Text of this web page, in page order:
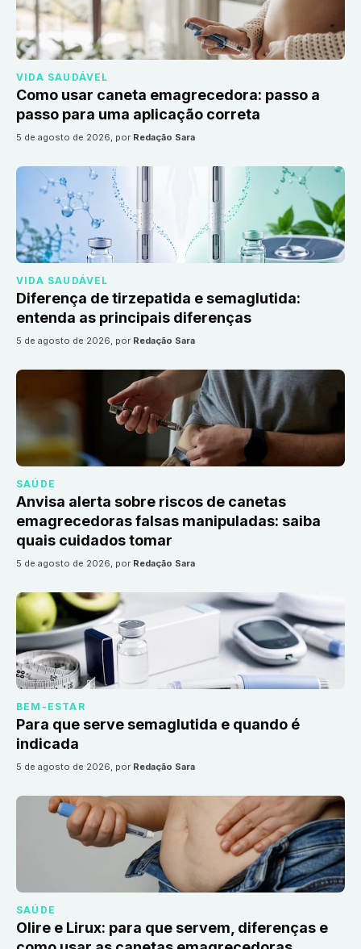
VIDA SAUDÁVEL
Como usar caneta emagrecedora: passo a
passo para uma aplicação correta
5 de agosto de 2026, por Redação Sara
VIDA SAUDÁVEL
Diferença de tirzepatida e semaglutida:
entenda as principais diferenças
5 de agosto de 2026, por Redação Sara
SAÚDE
Anvisa alerta sobre riscos de canetas
emagrecedoras falsas manipuladas: saiba
quais cuidados tomar
5 de agosto de 2026, por Redação Sara
BEM-ESTAR
Para que serve semaglutida e quando é
indicada
5 de agosto de 2026, por Redação Sara
SAÚDE
Olire e Lirux: para que servem, diferenças e